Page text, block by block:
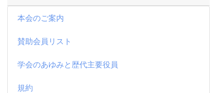
本会のご案内
賛助会員リスト
学会のあゆみと歴代主要役員
規約